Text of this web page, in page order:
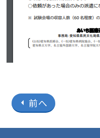
arrow_left 前へ